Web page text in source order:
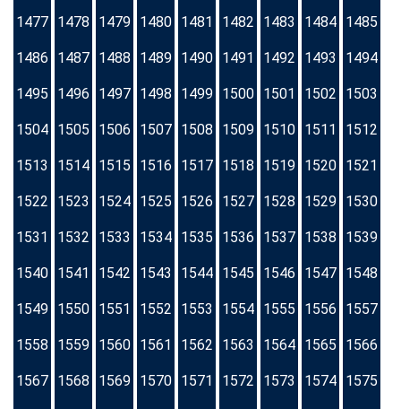
1477 1478 1479 1480 1481 1482 1483 1484 1485
1486 1487 1488 1489 1490 1491 1492 1493 1494
1495 1496 1497 1498 1499 1500 1501 1502 1503
1504 1505 1506 1507 1508 1509 1510 1511 1512
1513 1514 1515 1516 1517 1518 1519 1520 1521
1522 1523 1524 1525 1526 1527 1528 1529 1530
1531 1532 1533 1534 1535 1536 1537 1538 1539
1540 1541 1542 1543 1544 1545 1546 1547 1548
1549 1550 1551 1552 1553 1554 1555 1556 1557
1558 1559 1560 1561 1562 1563 1564 1565 1566
1567 1568 1569 1570 1571 1572 1573 1574 1575